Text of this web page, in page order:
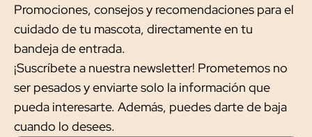
Promociones, consejos y recomendaciones para el
cuidado de tu mascota, directamente en tu
bandeja de entrada.
¡Suscríbete a nuestra newsletter! Prometemos no
ser pesados y enviarte solo la información que
pueda interesarte. Además, puedes darte de baja
cuando lo desees.